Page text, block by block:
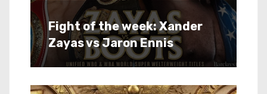
Fight of the week: Xander
Zayas vs Jaron Ennis